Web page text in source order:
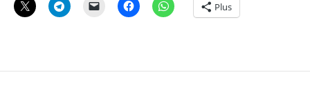
Plus